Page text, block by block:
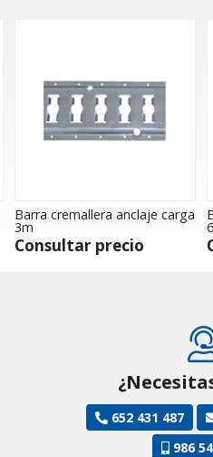
Barra lateral 120 x 25
Consultar precio
652 431 487
986